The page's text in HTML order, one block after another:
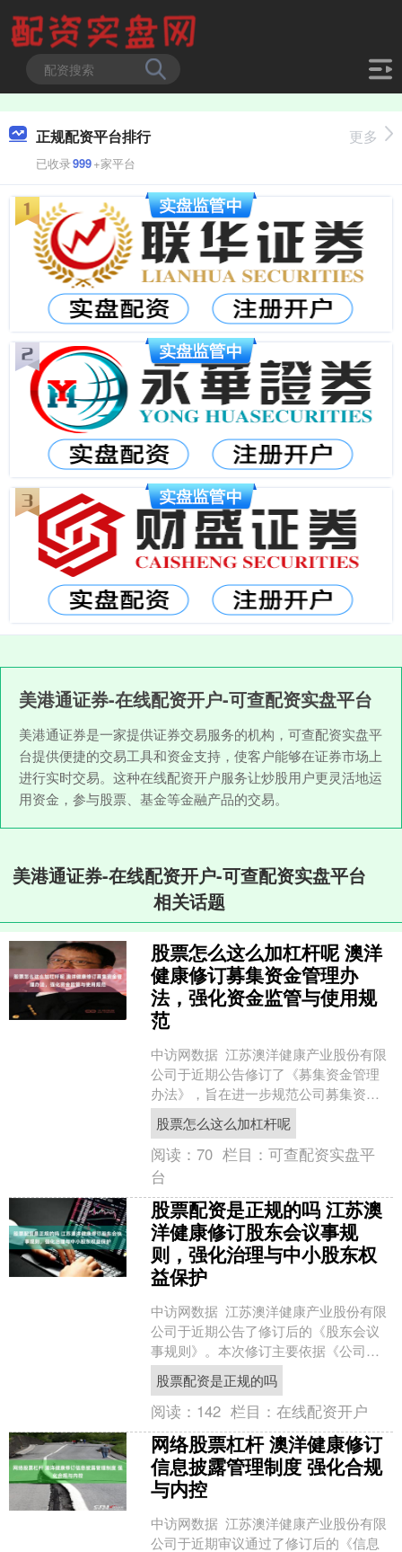
正规配资平台排行
已收录999+家平台
更多
美港通证券-在线配资开户-可查配资实盘平台
美港通证券是一家提供证券交易服务的机构，可查配资实盘平
台提供便捷的交易工具和资金支持，使客户能够在证券市场上
进行实时交易。这种在线配资开户服务让炒股用户更灵活地运
用资金，参与股票、基金等金融产品的交易。
美港通证券-在线配资开户-可查配资实盘平台
相关话题
股票怎么这么加杠杆呢 澳洋
健康修订募集资金管理办
法，强化资金监管与使用规
范
中访网数据 江苏澳洋健康产业股份有限
公司于近期公告修订了《募集资金管理
办法》，旨在进一步规范公司募集资金
的管理与使用，提升资金使用效率并强
化监管。本次修订的核....
股票怎么这么加杠杆呢
阅读：70 栏目：可查配资实盘平
台
股票配资是正规的吗 江苏澳
洋健康修订股东会议事规
则，强化治理与中小股东权
益保护
中访网数据 江苏澳洋健康产业股份有限
公司于近期公告了修订后的《股东会议
事规则》。本次修订主要依据《公司
法》《证券法》《上市公司股东会规
则》及《公司章程》进行股....
股票配资是正规的吗
阅读： 142 栏目：在线配资开户
网络股票杠杆 澳洋健康修订
信息披露管理制度 强化合规
与内控
中访网数据 江苏澳洋健康产业股份有限
公司于近期审议通过了修订后的《信息